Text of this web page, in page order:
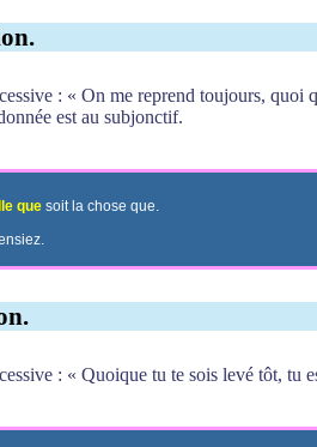
: « On me reprend toujours, quoi
est au subjonctif.
quesoit la chose que.
: « Quoique tu te sois levé tôt, tu